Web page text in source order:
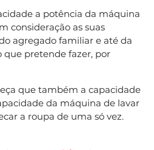
a potência da máquina
consideração as suas
agregado familiar e até da
pretende fazer, por
que também a capacidade
da máquina de lavar
a roupa de uma só vez.